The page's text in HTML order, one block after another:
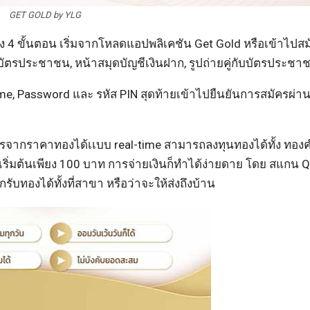
GET GOLD by YLG
4 ขั้นตอน เริ่มจากโหลดแอปพลิเคชัน Get Gold หรือเข้าไปส
ตรประชาชน, หน้าสมุดบัญชีเงินฝาก, รูปถ่ายคู่กับบัตรประชา
Password และ รหัส PIN สุดท้ายเข้าไปยืนยันการสมัครผ่า
ากราคาทองได้เเบบ real-time สามารถลงทุนทองได้ทั้ง ทอง
มต้นเพียง 100 บาท การจ่ายเงินก็ทำได้ง่ายดาย โดย สแกน
บทองได้ทั้งที่สาขา หรือว่าจะให้ส่งถึงบ้าน